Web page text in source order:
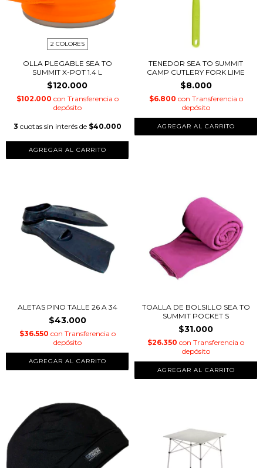
2 COLORES
OLLA PLEGABLE SEA TO
SUMMIT X-POT 1.4 L
$120.000
$102.000 con Transferencia o
depósito
3 cuotas sin interés de $40.000
AGREGAR AL CARRITO
TENEDOR SEA TO SUMMIT
CAMP CUTLERY FORK LIME
$8.000
$6.800 con Transferencia o
depósito
ALETAS PINO TALLE 26 A 34
$43.000
$36.550 con Transferencia o
depósito
AGREGAR AL CARRITO
TOALLA DE BOLSILLO SEA TO
SUMMIT POCKET S
$31.000
$26.350 con Transferencia o
depósito